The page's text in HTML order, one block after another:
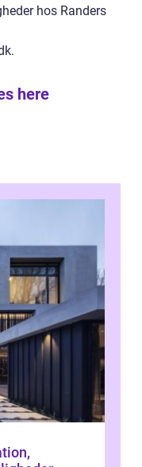
hos Randers
here